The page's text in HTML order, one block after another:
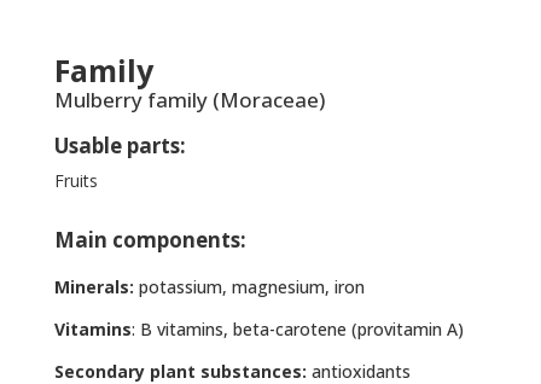
Family
Mulberry family (Moraceae)
Usable parts:
Fruits
Main components:
Minerals: potassium, magnesium, iron
Vitamins: B vitamins, beta-carotene (provitamin A)
Secondary plant substances: antioxidants